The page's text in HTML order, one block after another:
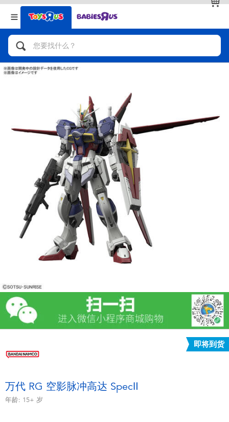
返回
分类目录
人气英雄，角色扮演，射击玩具
拼砌组合及乐高LEGO
玩具车，货车，火车及遥控系列
手工艺，文具，蜡笔，泥胶，画板
娃娃，芭比，收藏公仔
电子玩具
游戏及拼图系列
益智学习玩具
户外及运动产品
派对用品
模仿，化妆及造型系列
返回
品牌
查看全部
即将到货
万代 RG 空影脉冲高达 SpecⅡ
年龄: 15+ 岁